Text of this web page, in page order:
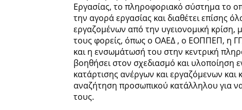
Εργασίας, το πληροφοριακό σύστημα το
την αγορά εργασίας και διαθέτει επίσης
εργαζομένων από την υγειονομική κρίση,
τους φορείς, όπως ο ΟΑΕΔ , ο ΕΟΠΠΕΠ, η
και η ενσωμάτωσή του στην κεντρική
βοηθήσει στον σχεδιασμό και
κατάρτισης ανέργων και εργαζόμενων
αναζήτηση προσωπικού κατάλληλου για
τους.